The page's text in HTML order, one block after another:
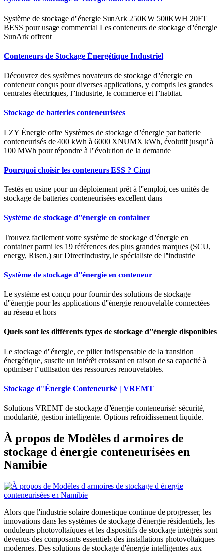
Système de stockage d''énergie SunArk 250KW 500KWH 20FT
BESS pour usage commercial Les conteneurs de stockage d''énergie
SunArk offrent
Conteneurs de Stockage Énergétique Industriel
Découvrez des systèmes novateurs de stockage d''énergie en
conteneur conçus pour diverses applications, y compris les grandes
centrales électriques, l''industrie, le commerce et l''habitat.
Stockage de batteries conteneurisées
LZY Énergie offre Systèmes de stockage d''énergie par batterie
conteneurisés de 400 kWh à 6000 XNUMX kWh, évolutif jusqu''à
100 MWh pour répondre à l''évolution de la demande
Pourquoi choisir les conteneurs ESS ? Cinq
Testés en usine pour un déploiement prêt à l''emploi, ces unités de
stockage de batteries conteneurisées excellent dans
Système de stockage d''énergie en container
Trouvez facilement votre système de stockage d''énergie en
container parmi les 19 références des plus grandes marques (SCU,
energy, Risen,) sur DirectIndustry, le spécialiste de l''industrie
Système de stockage d''énergie en conteneur
Le système est conçu pour fournir des solutions de stockage
d''énergie pour les applications d''énergie renouvelable connectées
au réseau et hors
Quels sont les différents types de stockage d''énergie disponibles
Le stockage d''énergie, ce pilier indispensable de la transition
énergétique, suscite un intérêt croissant en raison de sa capacité à
optimiser l''utilisation des ressources renouvelables.
Stockage d''Énergie Conteneurisé | VREMT
Solutions VREMT de stockage d''énergie conteneurisé: sécurité,
modularité, gestion intelligente. Options refroidissement liquide.
À propos de Modèles d armoires de
stockage d énergie conteneurisées en
Namibie
Alors que l'industrie solaire domestique continue de progresser, les
innovations dans les systèmes de stockage d'énergie résidentiels, les
onduleurs photovoltaïques et les dispositifs de stockage intégrés sont
devenus des composants essentiels des installations photovoltaïques
modernes. Des solutions de stockage d'énergie intelligentes aux